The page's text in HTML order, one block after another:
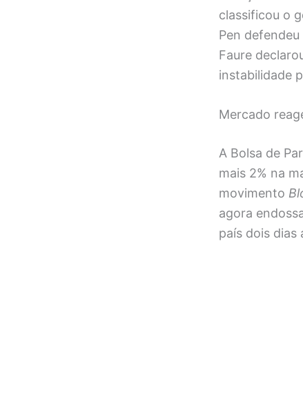
classificou o
Pen
Faure
instabilidade
Mercado
A Bolsa de
mais 2% na
movimento
agora
país dois dias